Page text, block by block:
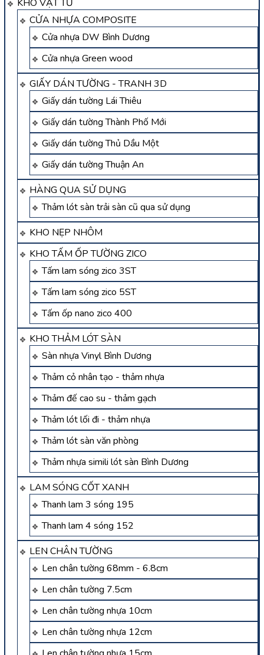
KHO VẬT TƯ
CỬA NHỰA COMPOSITE
Cửa nhựa DW Bình Dương
Cửa nhựa Green wood
GIẤY DÁN TƯỜNG - TRANH 3D
Giấy dán tường Lái Thiêu
Giấy dán tường Thành Phố Mới
Giấy dán tường Thủ Dầu Một
Giấy dán tường Thuận An
HÀNG QUA SỬ DỤNG
Thảm lót sàn trải sàn cũ qua sử dụng
KHO NẸP NHÔM
KHO TẤM ỐP TƯỜNG ZICO
Tấm lam sóng zico 3ST
Tấm lam sóng zico 5ST
Tấm ốp nano zico 400
KHO THẢM LÓT SÀN
Sàn nhựa Vinyl Bình Dương
Thảm cỏ nhân tạo - thảm nhựa
Thảm đế cao su - thảm gạch
Thảm lót lối đi - thảm nhựa
Thảm lót sàn văn phòng
Thảm nhựa simili lót sàn Bình Dương
LAM SÓNG CỐT XANH
Thanh lam 3 sóng 195
Thanh lam 4 sóng 152
LEN CHÂN TƯỜNG
Len chân tường 68mm - 6.8cm
Len chân tường 7.5cm
Len chân tường nhựa 10cm
Len chân tường nhựa 12cm